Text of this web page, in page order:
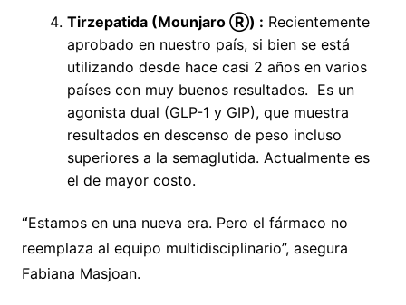
Tirzepatida (Mounjaro Ⓡ) : Recientemente
aprobado en nuestro país, si bien se está
utilizando desde hace casi 2 años en varios
países con muy buenos resultados. Es un
agonista dual (GLP-1 y GIP), que muestra
resultados en descenso de peso incluso
superiores a la semaglutida. Actualmente es
el de mayor costo.
“Estamos en una nueva era. Pero el fármaco no
reemplaza al equipo multidisciplinario”, asegura
Fabiana Masjoan.